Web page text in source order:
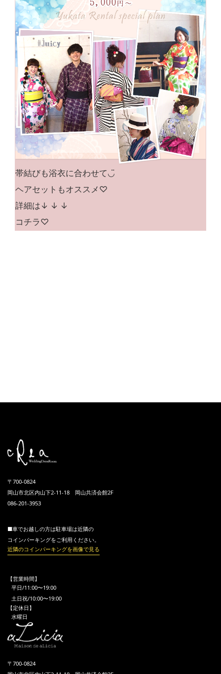
帯結びも浴衣に合わせて◡̈
ヘアセットもオススメ♡
詳細は↓ ↓ ↓
コチラ♡
〒700-0824
岡山市北区内山下2-11-18 岡山共済会館2F
086-201-3953
■車でお越しの方は駐車場は近隣の
コインパーキングをご利用ください。
近隣のコインパーキングを画像で見る
【営業時間】
平日/11:00〜19:00
土日祝/10:00〜19:00
【定休日】
水曜日
〒700-0824